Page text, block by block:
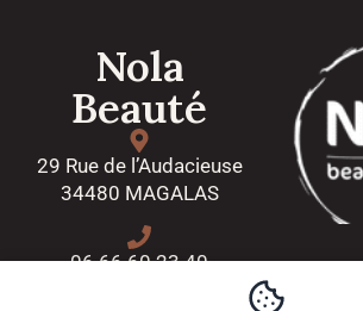
Nola
Beauté
29 Rue de l’Audacieuse
34480 MAGALAS
06 66 60 23 40